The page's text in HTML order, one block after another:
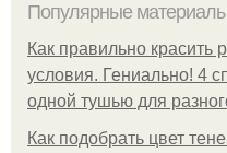
Популярные
Как правильно
условия. Гениально! 4
одной тушью для
Как подобрать цвет